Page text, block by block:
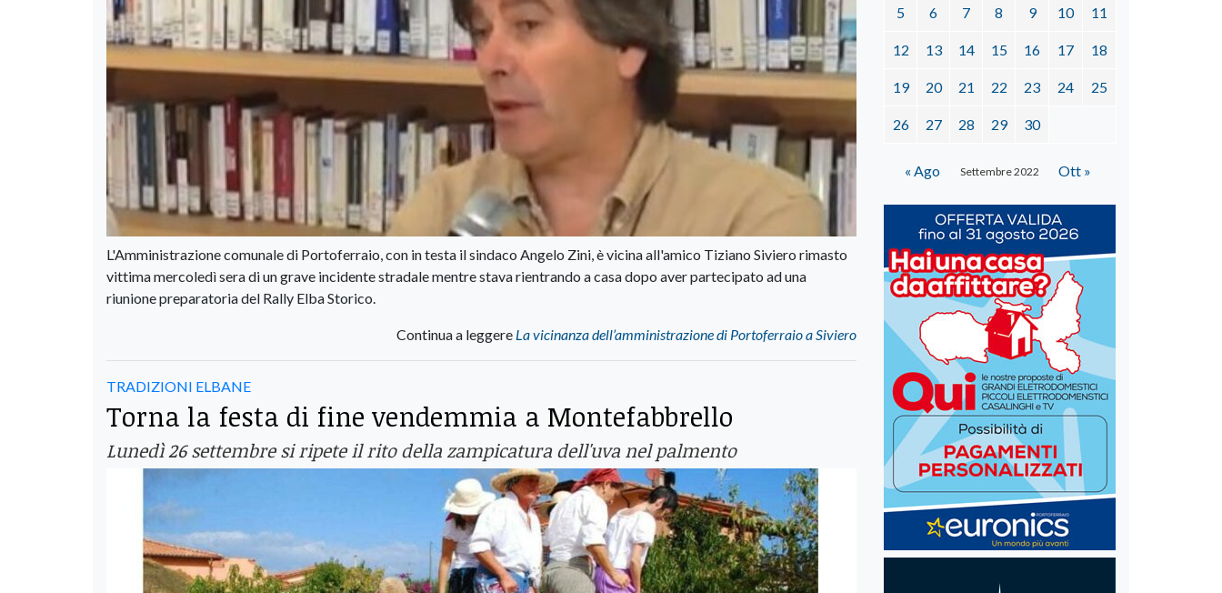
L'Amministrazione comunale di Portoferraio, con in testa il sindaco Angelo Zini, è vicina all'amico Tiziano Siviero rimasto
vittima mercoledì sera di un grave incidente stradale mentre stava rientrando a casa dopo aver partecipato ad una
riunione preparatoria del Rally Elba Storico.
Continua a leggere La vicinanza dell’amministrazione di Portoferraio a Siviero
TRADIZIONI ELBANE
Torna la festa di fine vendemmia a Montefabbrello
Lunedì 26 settembre si ripete il rito della zampicatura dell'uva nel palmento
Settembre 2022
5 6 7 8 9 10 11
12 13 14 15 16 17 18
19 20 21 22 23 24 25
26 27 28 29 30
« Ago Ott »